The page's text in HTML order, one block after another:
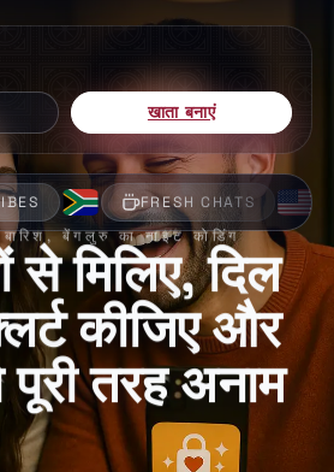
खाता बनाएं
FRESH CHATS
बेंगलुरु का नाइट कोडिंग
से मिलिए, दिल
कीजिए और
तरह अनाम